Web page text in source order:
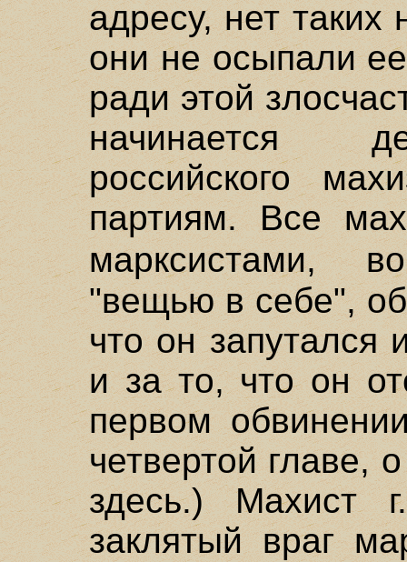
адресу, нет
они не осыпали
ради этой
начинается
российского
партиям. Все
"вещью в себе",
что он запутался
и за то, что он
первом
четвертой главе,
здесь.) Махист
заклятый враг